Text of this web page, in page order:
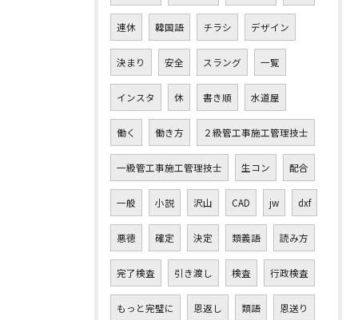
連休 韓国語 チラシ デザイン
決まり 安全 スラング 一覧
インスタ 休 書き順 水道屋
働く 働き方 ２級管工事施工管理技士
一級管工事施工管理技士 生コン 配合
一般 小説 沢山 CAD jw dxf
悪徳 確定 決定 類義語 読み方
完了検査 引き渡し 検査 行政検査
もっと完璧に 恩返し 類語 恩送り